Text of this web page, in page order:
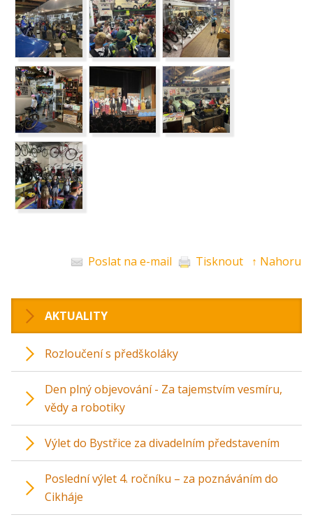
Poslat na e-mail Tisknout ↑ Nahoru
AKTUALITY
Rozloučení s předškoláky
Den plný objevování - Za tajemstvím vesmíru,
vědy a robotiky
Výlet do Bystřice za divadelním představením
Poslední výlet 4. ročníku – za poznáváním do
Cikháje